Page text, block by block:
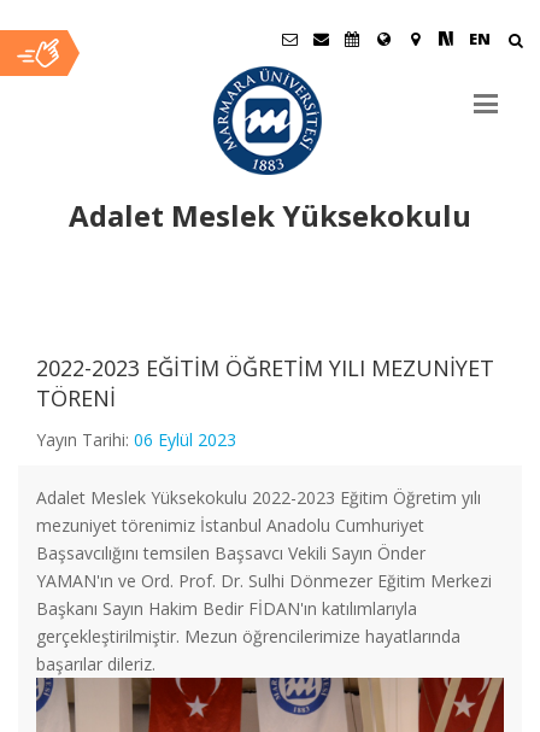
EN
Adalet Meslek Yüksekokulu
İçerik
2022-2023 EĞİTİM ÖĞRETİM YILI MEZUNİYET
TÖRENİ
Yayın Tarihi: 06 Eylül 2023
Adalet Meslek Yüksekokulu 2022-2023 Eğitim Öğretim yılı
mezuniyet törenimiz İstanbul Anadolu Cumhuriyet
Başsavcılığını temsilen Başsavcı Vekili Sayın Önder
YAMAN'ın ve Ord. Prof. Dr. Sulhi Dönmezer Eğitim Merkezi
Başkanı Sayın Hakim Bedir FİDAN'ın katılımlarıyla
gerçekleştirilmiştir. Mezun öğrencilerimize hayatlarında
başarılar dileriz.